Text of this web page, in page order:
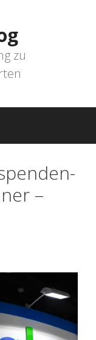
zu
–